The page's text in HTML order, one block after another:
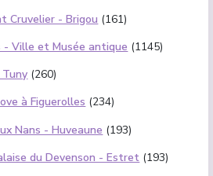
Cruvelier - Brigou (161)
- Ville et Musée antique (1145)
(260)
à Figuerolles (234)
Nans - Huveaune (193)
du Devenson - Estret (193)